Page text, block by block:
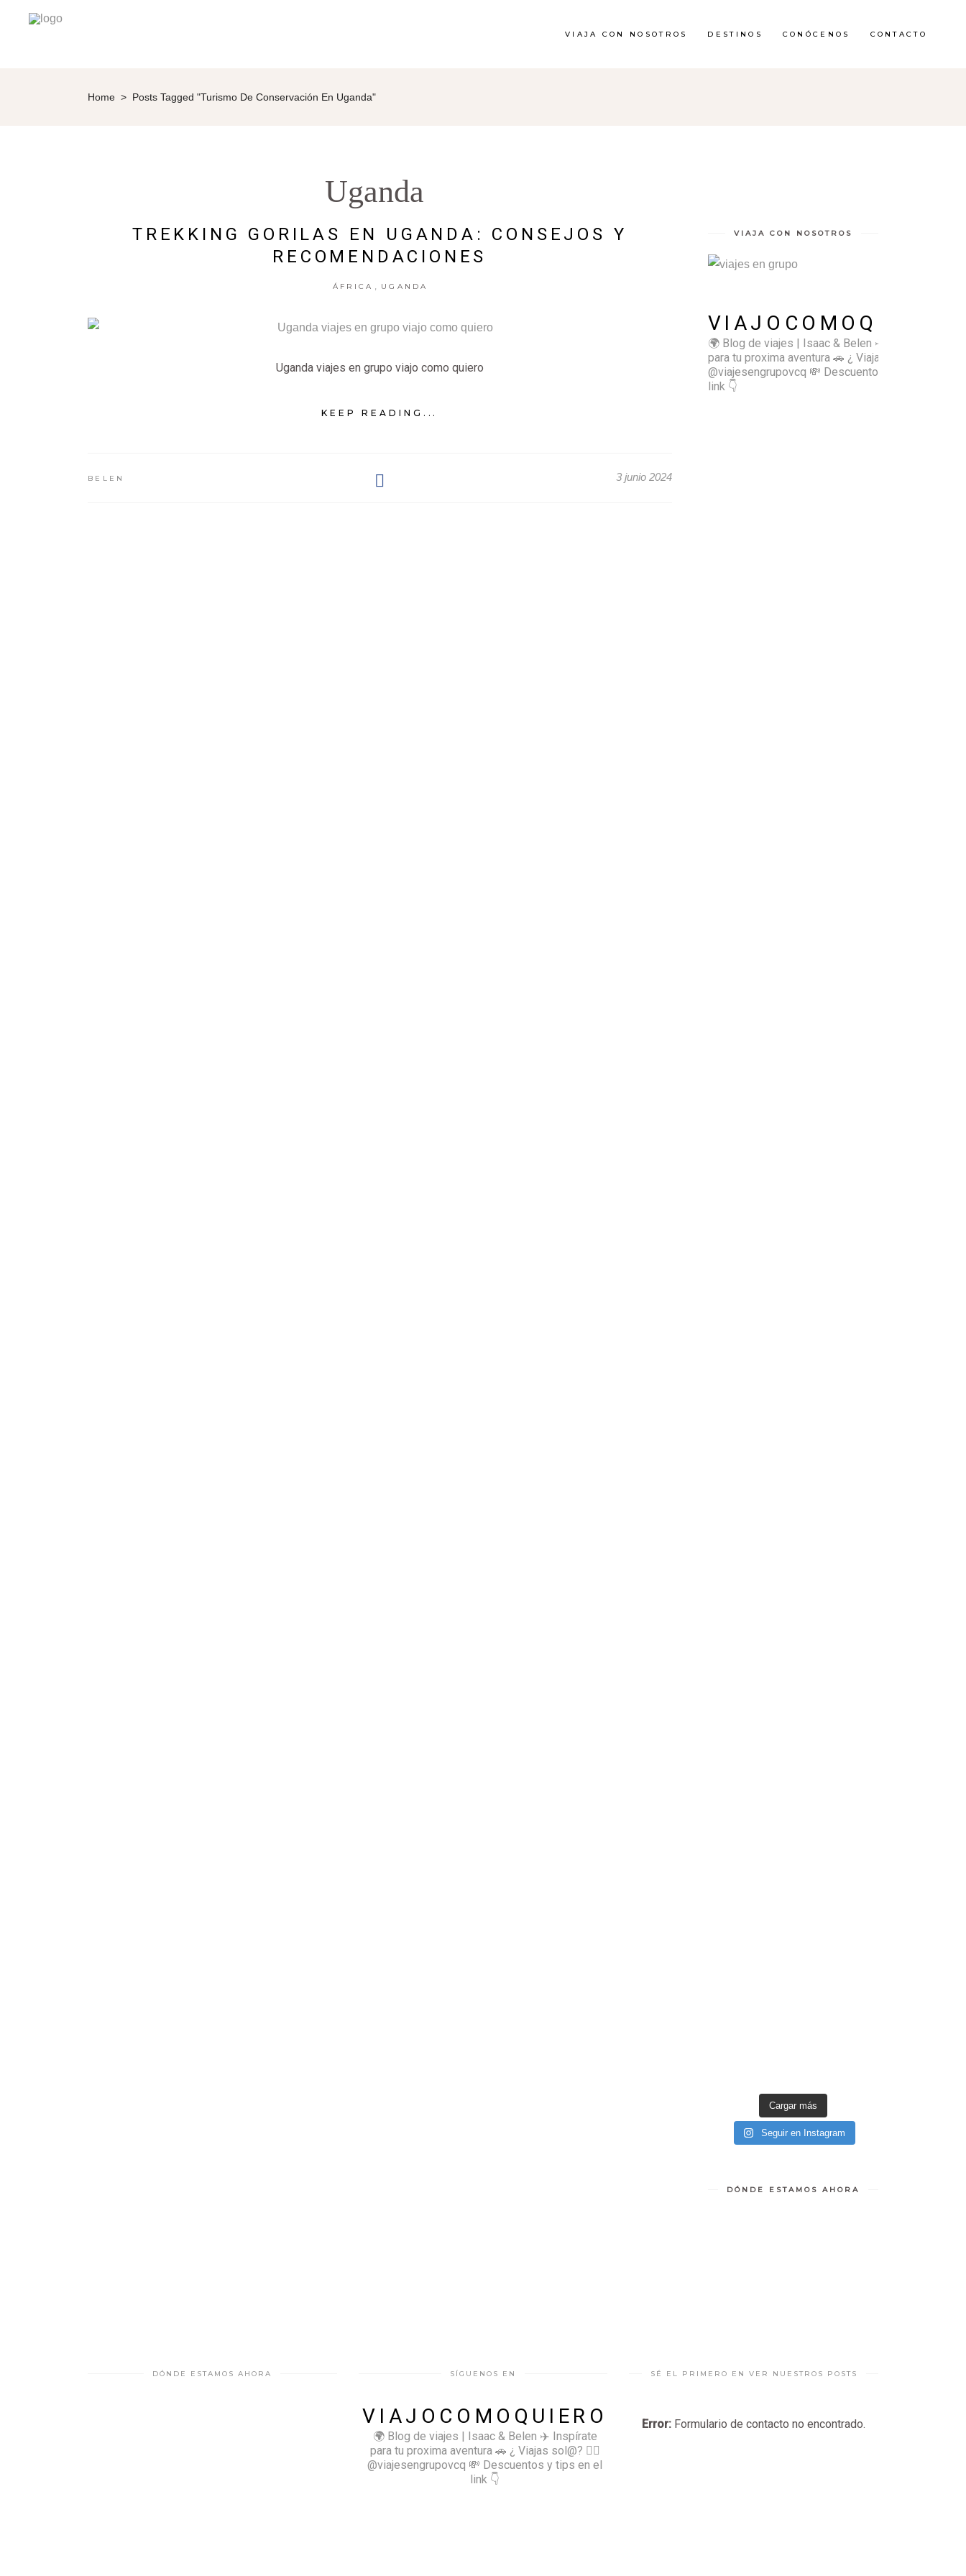
VIAJA CON NOSOTROS DESTINOS CONÓCENOS CONTACTO
Home > Posts Tagged "Turismo De Conservación En Uganda"
Uganda
TREKKING GORILAS EN UGANDA: CONSEJOS Y
RECOMENDACIONES
ÁFRICA UGANDA
Uganda viajes en grupo viajo como quiero
KEEP READING...
BELEN 3 junio 2024
VIAJA CON NOSOTROS
VIAJOCOMOQUIERO
🌍 Blog de viajes | Isaac & Belen ✈️ Inspírate
para tu proxima aventura 🚗 ¿ Viajas sol@? 👉🏻
@viajesengrupovcq 💸 Descuentos y tips en el
link 👇
Cargar más
Seguir en Instagram
DÓNDE ESTAMOS AHORA
DÓNDE ESTAMOS AHORA SÍGUENOS EN
VIAJOCOMOQUIERO
🌍 Blog de viajes | Isaac & Belen ✈️ Inspírate
para tu proxima aventura 🚗 ¿ Viajas sol@? 👉🏻
@viajesengrupovcq 💸 Descuentos y tips en el
link 👇
SÉ EL PRIMERO EN VER NUESTROS POSTS
Error: Formulario de contacto no encontrado.